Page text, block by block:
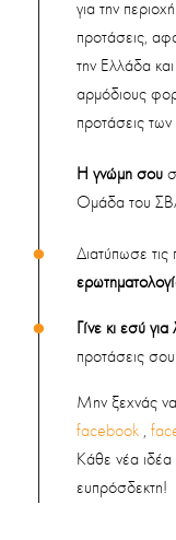
για την
προτάσεις,
την Ελλάδα
αρμόδιους
προτάσεις των
Η γνώμη σου
Ομάδα του
Διατύπωσε
Γίνε κι εσύ για
προτάσεις
Μην ξεχνάς
facebook ,
Κάθε νέα ιδέα
ευπρόσδεκτη!